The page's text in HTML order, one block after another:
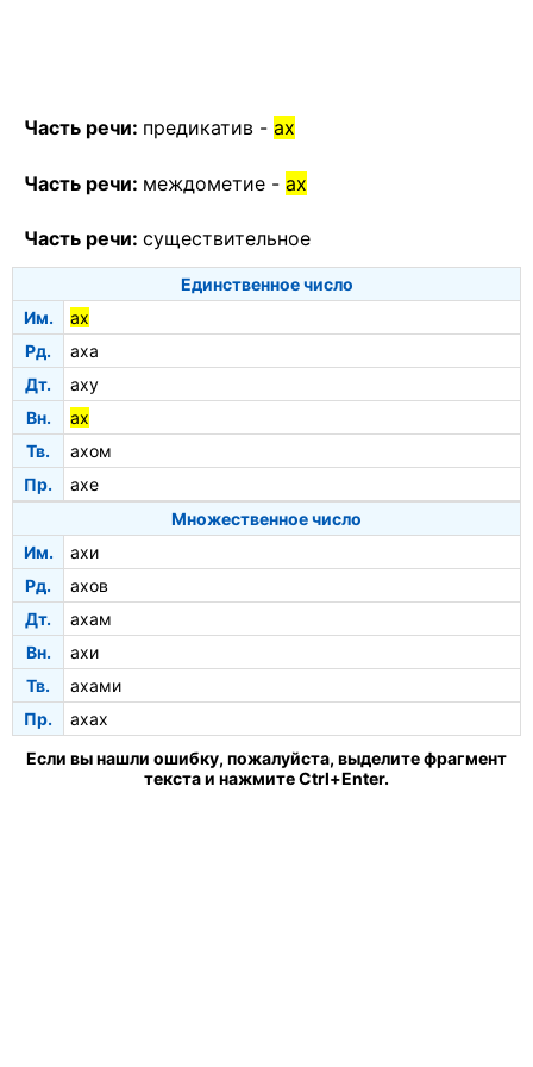
Часть речи: предикатив - ах
Часть речи: междометие - ах
Часть речи: существительное
Единственное число
Им.
ах
Рд.
аха
Дт.
аху
Вн.
ах
Тв.
ахом
Пр.
ахе
Множественное число
Им.
ахи
Рд.
ахов
Дт.
ахам
Вн.
ахи
Тв.
ахами
Пр.
ахах
Если вы нашли ошибку, пожалуйста, выделите фрагмент
текста и нажмите Ctrl+Enter.